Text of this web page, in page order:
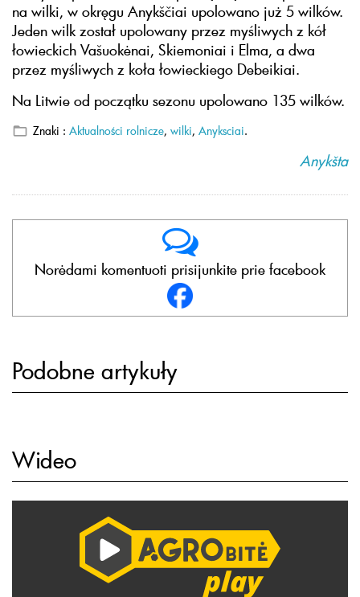
na wilki, w okręgu Anykščiai upolowano już 5 wilków.
Jeden wilk został upolowany przez myśliwych z kół
łowieckich Vašuokėnai, Skiemoniai i Elma, a dwa
przez myśliwych z koła łowieckiego Debeikiai.
Na Litwie od początku sezonu upolowano 135 wilków.
Znaki : Aktualności rolnicze, wilki, Anyksciai.
Anykšta
Norėdami komentuoti prisijunkite prie facebook
Podobne artykuły
Wideo